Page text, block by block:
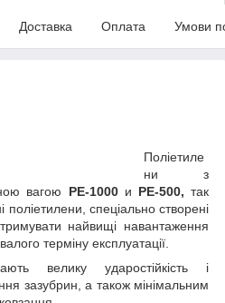
Доставка Оплата Умови
Поліетиле
ни з
вагою РЕ-1000 и PE-500, так
поліетилени, спеціально створені
найвищі навантаження
терміну експлуатації.
велику ударостійкість і
зазубрин, а також мінімальним